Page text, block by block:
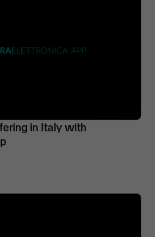
in Italy with